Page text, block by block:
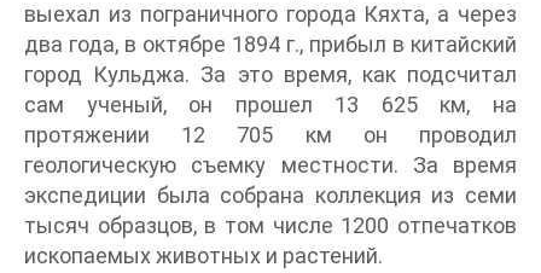
выехал из пограничного города Кяхта, а через
два года, в октябре 1894 г., прибыл в китайский
город Кульджа. За это время, как подсчитал
сам ученый, он прошел 13 625 км, на
протяжении 12 705 км он проводил
геологическую съемку местности. За время
экспедиции была собрана коллекция из семи
тысяч образцов, в том числе 1200 отпечатков
ископаемых животных и растений.